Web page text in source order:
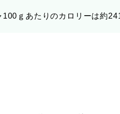
ｇあたりのカロリーは約